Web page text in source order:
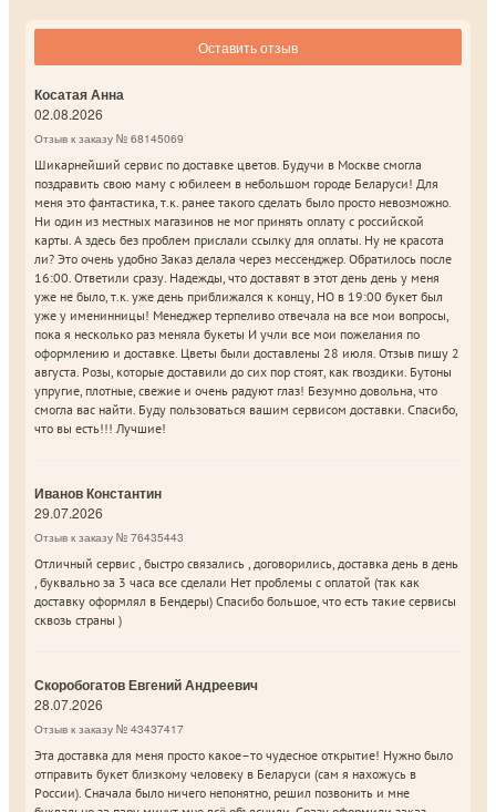
Оставить отзыв
Косатая Анна
02.08.2026
Отзыв к заказу № 68145069
Шикарнейший сервис по доставке цветов. Будучи в Москве смогла
поздравить свою маму с юбилеем в небольшом городе Беларуси! Для
меня это фантастика, т.к. ранее такого сделать было просто невозможно.
Ни один из местных магазинов не мог принять оплату с российской
карты. А здесь без проблем прислали ссылку для оплаты. Ну не красота
ли? Это очень удобно Заказ делала через мессенджер. Обратилось после
16:00. Ответили сразу. Надежды, что доставят в этот день день у меня
уже не было, т.к. уже день приближался к концу, НО в 19:00 букет был
уже у именинницы! Менеджер терпеливо отвечала на все мои вопросы,
пока я несколько раз меняла букеты И учли все мои пожелания по
оформлению и доставке. Цветы были доставлены 28 июля. Отзыв пишу 2
августа. Розы, которые доставили до сих пор стоят, как гвоздики. Бутоны
упругие, плотные, свежие и очень радуют глаз! Безумно довольна, что
смогла вас найти. Буду пользоваться вашим сервисом доставки. Спасибо,
что вы есть!!! Лучшие!
Иванов Константин
29.07.2026
Отзыв к заказу № 76435443
Отличный сервис , быстро связались , договорились, доставка день в день
, буквально за 3 часа все сделали Нет проблемы с оплатой (так как
доставку оформлял в Бендеры) Спасибо большое, что есть такие сервисы
сквозь страны )
Скоробогатов Евгений Андреевич
28.07.2026
Отзыв к заказу № 43437417
Эта доставка для меня просто какое–то чудесное открытие! Нужно было
отправить букет близкому человеку в Беларуси (сам я нахожусь в
России). Сначала было ничего непонятно, решил позвонить и мне